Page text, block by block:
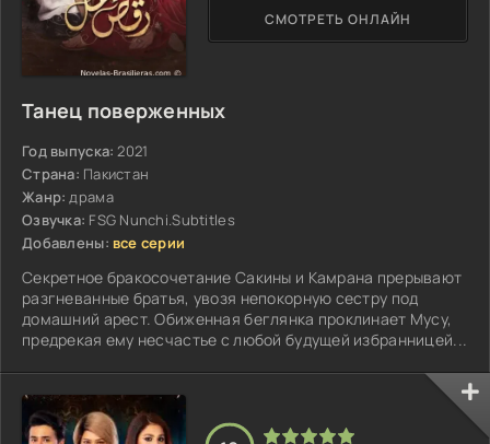
Танец поверженных
Год выпуска: 2021
Страна: Пакистан
Жанр: драма
Озвучка: FSG Nunchi.Subtitles
Добавлены: все серии
Секретное бракосочетание Сакины и Камрана прерывают
разгневанные братья, увозя непокорную сестру под
домашний арест. Обиженная беглянка проклинает Мусу,
предрекая ему несчастье с любой будущей избранницей...
СМОТРЕТЬ ОНЛАЙН